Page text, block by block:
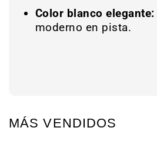
Color blanco elegante:
moderno en pista.
MÁS VENDIDOS